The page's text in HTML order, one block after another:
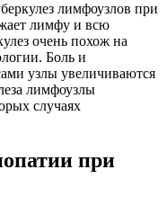
лимфоузлов при
лимфу и всю
очень похож на
Боль и
узлы увеличиваются
лимфоузлы
случаях
при